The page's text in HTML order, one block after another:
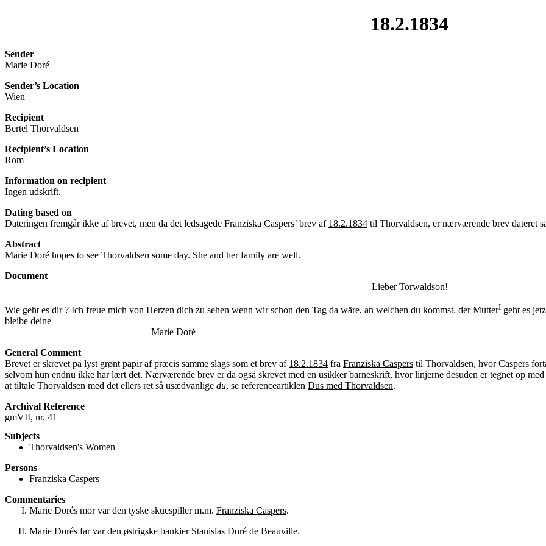
18.2.1834
Sender
Marie Doré
Sender’s Location
Wien
Recipient
Bertel Thorvaldsen
Recipient’s Location
Rom
Information on recipient
Ingen udskrift.
Dating based on
Dateringen fremgår ikke af brevet, men da det ledsagede Franziska Caspers’ brev af 18.2.1834 til Thorvaldsen, er nærværende brev dateret
Abstract
Marie Doré hopes to see Thorvaldsen some day. She and her family are well.
Document
Lieber Torwaldson!
Wie geht es dir ? Ich freue mich von Herzen dich zu sehen wenn wir schon den Tag da wäre, an welchen du kommst. derMutterI geht es
bleibe deine
Marie Doré
General Comment
Brevet er skrevet på lyst grønt papir af præcis samme slags som et brev af 18.2.1834 fra Franziska Caspers til Thorvaldsen, hvor Caspers
selvom hun endnu ikke har lært det. Nærværende brev er da også skrevet med en usikker barneskrift, hvor linjerne desuden er tegnet op
at tiltale Thorvaldsen med det ellers ret så usædvanlige du, se referenceartiklen Dus med Thorvaldsen.
Archival Reference
gmVII, nr. 41
Subjects
Thorvaldsen's Women
Persons
Franziska Caspers
Commentaries
Marie Dorés mor var den tyske skuespiller m.m. Franziska Caspers.
Marie Dorés far var den østrigske bankier Stanislas Doré de Beauville.